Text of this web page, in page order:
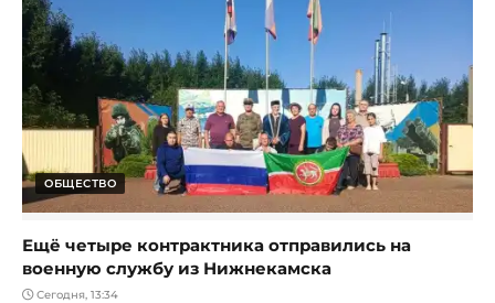
ОБЩЕСТВО
Ещё четыре контрактника отправились на
военную службу из Нижнекамска
Сегодня, 13:34